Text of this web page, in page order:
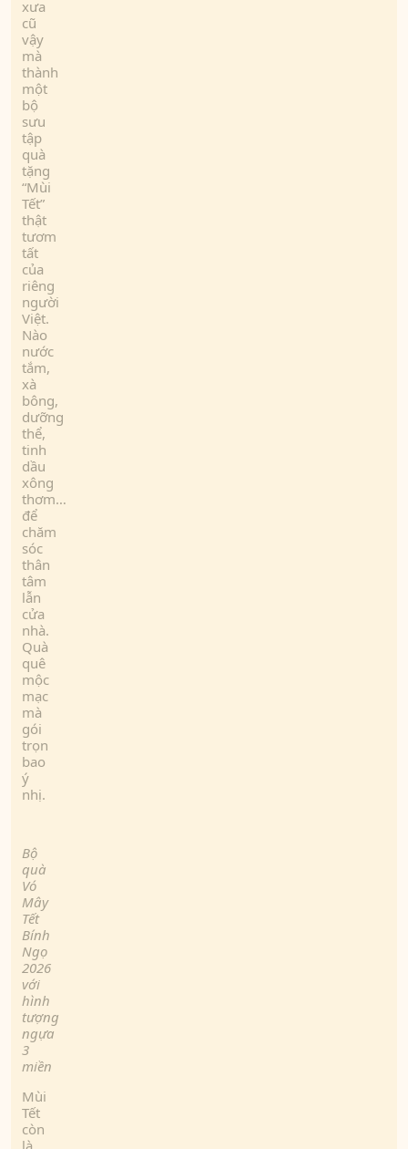
xưa
cũ
vậy
mà
thành
một
bộ
sưu
tập
quà
tặng
“Mùi
Tết”
thật
tươm
tất
của
riêng
người
Việt.
Nào
nước
tắm,
xà
bông,
dưỡng
thể,
tinh
dầu
xông
thơm…
để
chăm
sóc
thân
tâm
lẫn
cửa
nhà.
Quà
quê
mộc
mạc
mà
gói
trọn
bao
ý
nhị.
Bộ
quà
Vó
Mây
Tết
Bính
Ngọ
2026
với
hình
tượng
ngựa
3
miền
Mùi
Tết
còn
là